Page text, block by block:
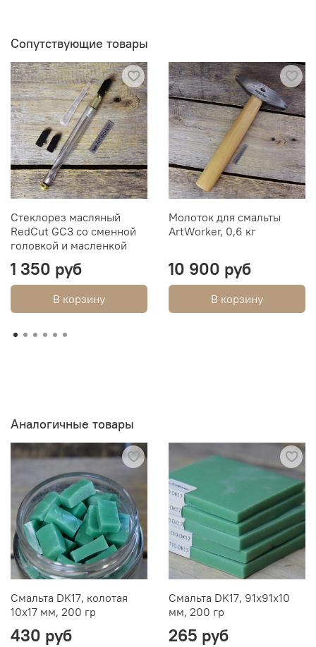
Сопутствующие товары
Стеклорез масляный
RedCut GC3 со сменной
головкой и масленкой
1 350 руб
В корзину
Молоток для смальты
ArtWorker, 0,6 кг
10 900 руб
В корзину
Аналогичные товары
Смальта DK17, колотая
10х17 мм, 200 гр
430 руб
Смальта DK17, 91х91х10
мм, 200 гр
265 руб